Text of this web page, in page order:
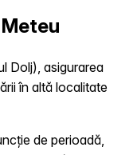
Meteu
Dolj), asigurarea
în altă localitate
de perioadă,